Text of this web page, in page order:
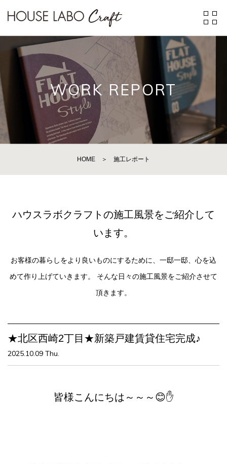
WORK REPORT
HOME ＞ 施工レポート
ハウスラボクラフトの施工風景をご紹介して
います。
お客様の暮らしをより良いものにするために、一邸一邸、心を込
めて作り上げていきます。
そんな日々の施工風景をご紹介させて
頂きます。
★北区西崎2丁目★新築戸建賃貸住宅完成♪
2025.10.09 Thu.
皆様こんにちは～～～😊✋